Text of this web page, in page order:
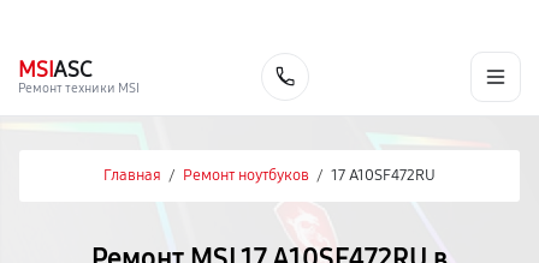
MSIASC
Ремонт техники MSI
Главная / Ремонт ноутбуков / 17 A10SF472RU